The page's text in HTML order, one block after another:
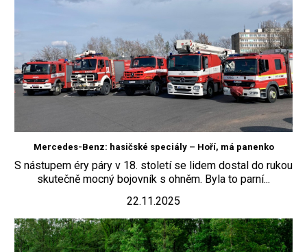
Mercedes-Benz: hasičské speciály – Hoří, má panenko
S nástupem éry páry v 18. století se lidem dostal do rukou
skutečně mocný bojovník s ohněm. Byla to parní...
22.11.2025